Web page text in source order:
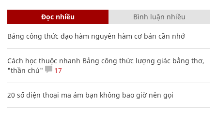
Đọc nhiều Bình luận nhiều
Bảng công thức đạo hàm nguyên hàm cơ bản cần nhớ
Cách học thuộc nhanh Bảng công thức lượng giác bằng thơ,
"thần chú"
17
20 số điện thoại ma ám bạn không bao giờ nên gọi